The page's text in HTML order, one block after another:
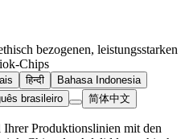
bezogenen, leistungsstarken
Chips
हिन्दी
Bahasa Indonesia
brasileiro 简体中文
Ihrer Produktionslinien mit den